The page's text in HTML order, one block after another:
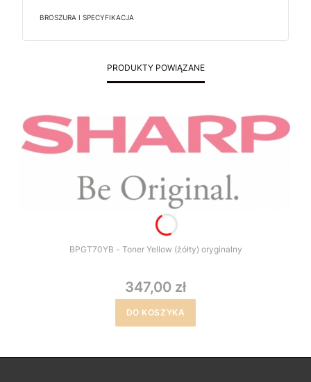
BROSZURA I SPECYFIKACJA
PRODUKTY POWIĄZANE
BPGT70YB - Toner Yellow (żółty) oryginalny
347,00 zł
DO KOSZYKA